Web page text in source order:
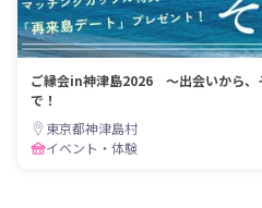
ご縁会in神津島2026 〜出会いから
で！
東京都神津島村
イベント・体験